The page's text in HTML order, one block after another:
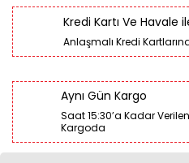
Kredi Kartı Ve Havale
Anlaşmalı Kredi
Aynı Gün Kargo
Saat 15:30’a Kadar
Kargoda